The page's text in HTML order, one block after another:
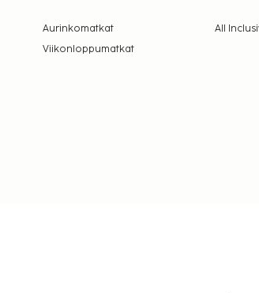
Aurinkomatkat All
Viikonloppumatkat